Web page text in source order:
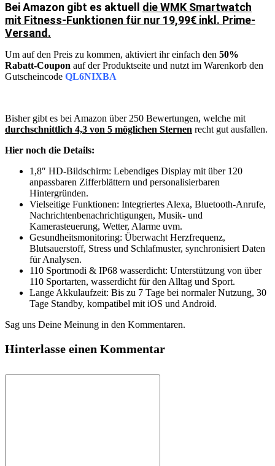
Bei Amazon gibt es aktuell die WMK Smartwatch
mit Fitness-Funktionen für nur 19,99€ inkl. Prime-
Versand.
Um auf den Preis zu kommen, aktiviert ihr einfach den 50%
Rabatt-Coupon auf der Produktseite und nutzt im Warenkorb den
Gutscheincode QL6NIXBA
Bisher gibt es bei Amazon über 250 Bewertungen, welche mit
durchschnittlich 4,3 von 5 möglichen Sternen recht gut ausfallen.
Hier noch die Details:
1,8″ HD-Bildschirm: Lebendiges Display mit über 120
anpassbaren Zifferblättern und personalisierbaren
Hintergründen.
Vielseitige Funktionen: Integriertes Alexa, Bluetooth-Anrufe,
Nachrichtenbenachrichtigungen, Musik- und
Kamerasteuerung, Wetter, Alarme uvm.
Gesundheitsmonitoring: Überwacht Herzfrequenz,
Blutsauerstoff, Stress und Schlafmuster, synchronisiert Daten
für Analysen.
110 Sportmodi & IP68 wasserdicht: Unterstützung von über
110 Sportarten, wasserdicht für den Alltag und Sport.
Lange Akkulaufzeit: Bis zu 7 Tage bei normaler Nutzung, 30
Tage Standby, kompatibel mit iOS und Android.
Sag uns Deine Meinung in den Kommentaren.
Hinterlasse einen Kommentar